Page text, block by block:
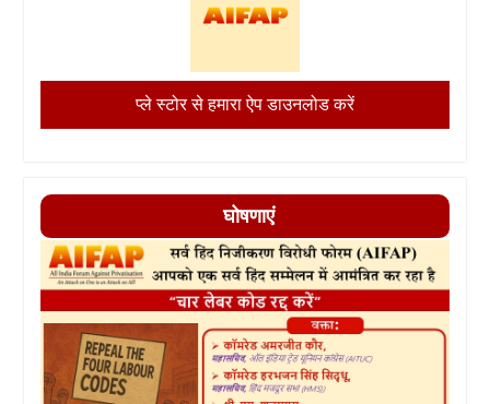
प्ले स्टोर से हमारा ऐप डाउनलोड करें
घोषणाएं